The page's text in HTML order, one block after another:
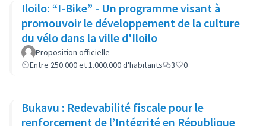
Iloilo: “I-Bike” - Un programme visant à
promouvoir le développement de la culture
du vélo dans la ville d'Iloilo
Proposition officielle
Entre 250.000 et 1.000.000 d'habitants
3 0
Bukavu : Redevabilité fiscale pour le
renforcement de l’Intégrité en République